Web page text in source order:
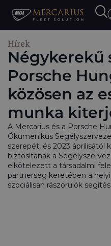
Hírek
Négykerekű
Porsche
közösen az
munka
A Mercarius és a Porsche
Ökumenikus
szerepét, és 2023 áprilisától
biztosítanak a
elkötelezett a társadalmi
partnerség keretében a
szociálisan rászorulók